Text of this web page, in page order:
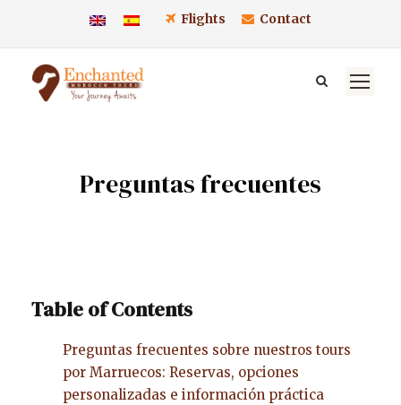
Flights Contact
Preguntas frecuentes
Table of Contents
Preguntas frecuentes sobre nuestros tours
por Marruecos: Reservas, opciones
personalizadas e información práctica